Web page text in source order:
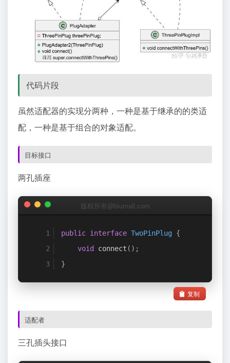
代码片段
虽然适配器的实现分两种，一种是基于继承的的类适
配，一种是基于组合的对象适配。
目标接口
两孔插座
版权所有@biumall.com
public interface TwoPinPlug {
void
connect ();
}
复制
适配者
三孔插头接口